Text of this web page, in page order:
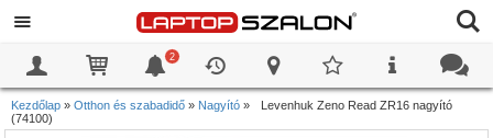
2
Kezdőlap » Otthon és szabadidő » Nagyító »
Levenhuk Zeno Read ZR16 nagyító
(74100)
0
0